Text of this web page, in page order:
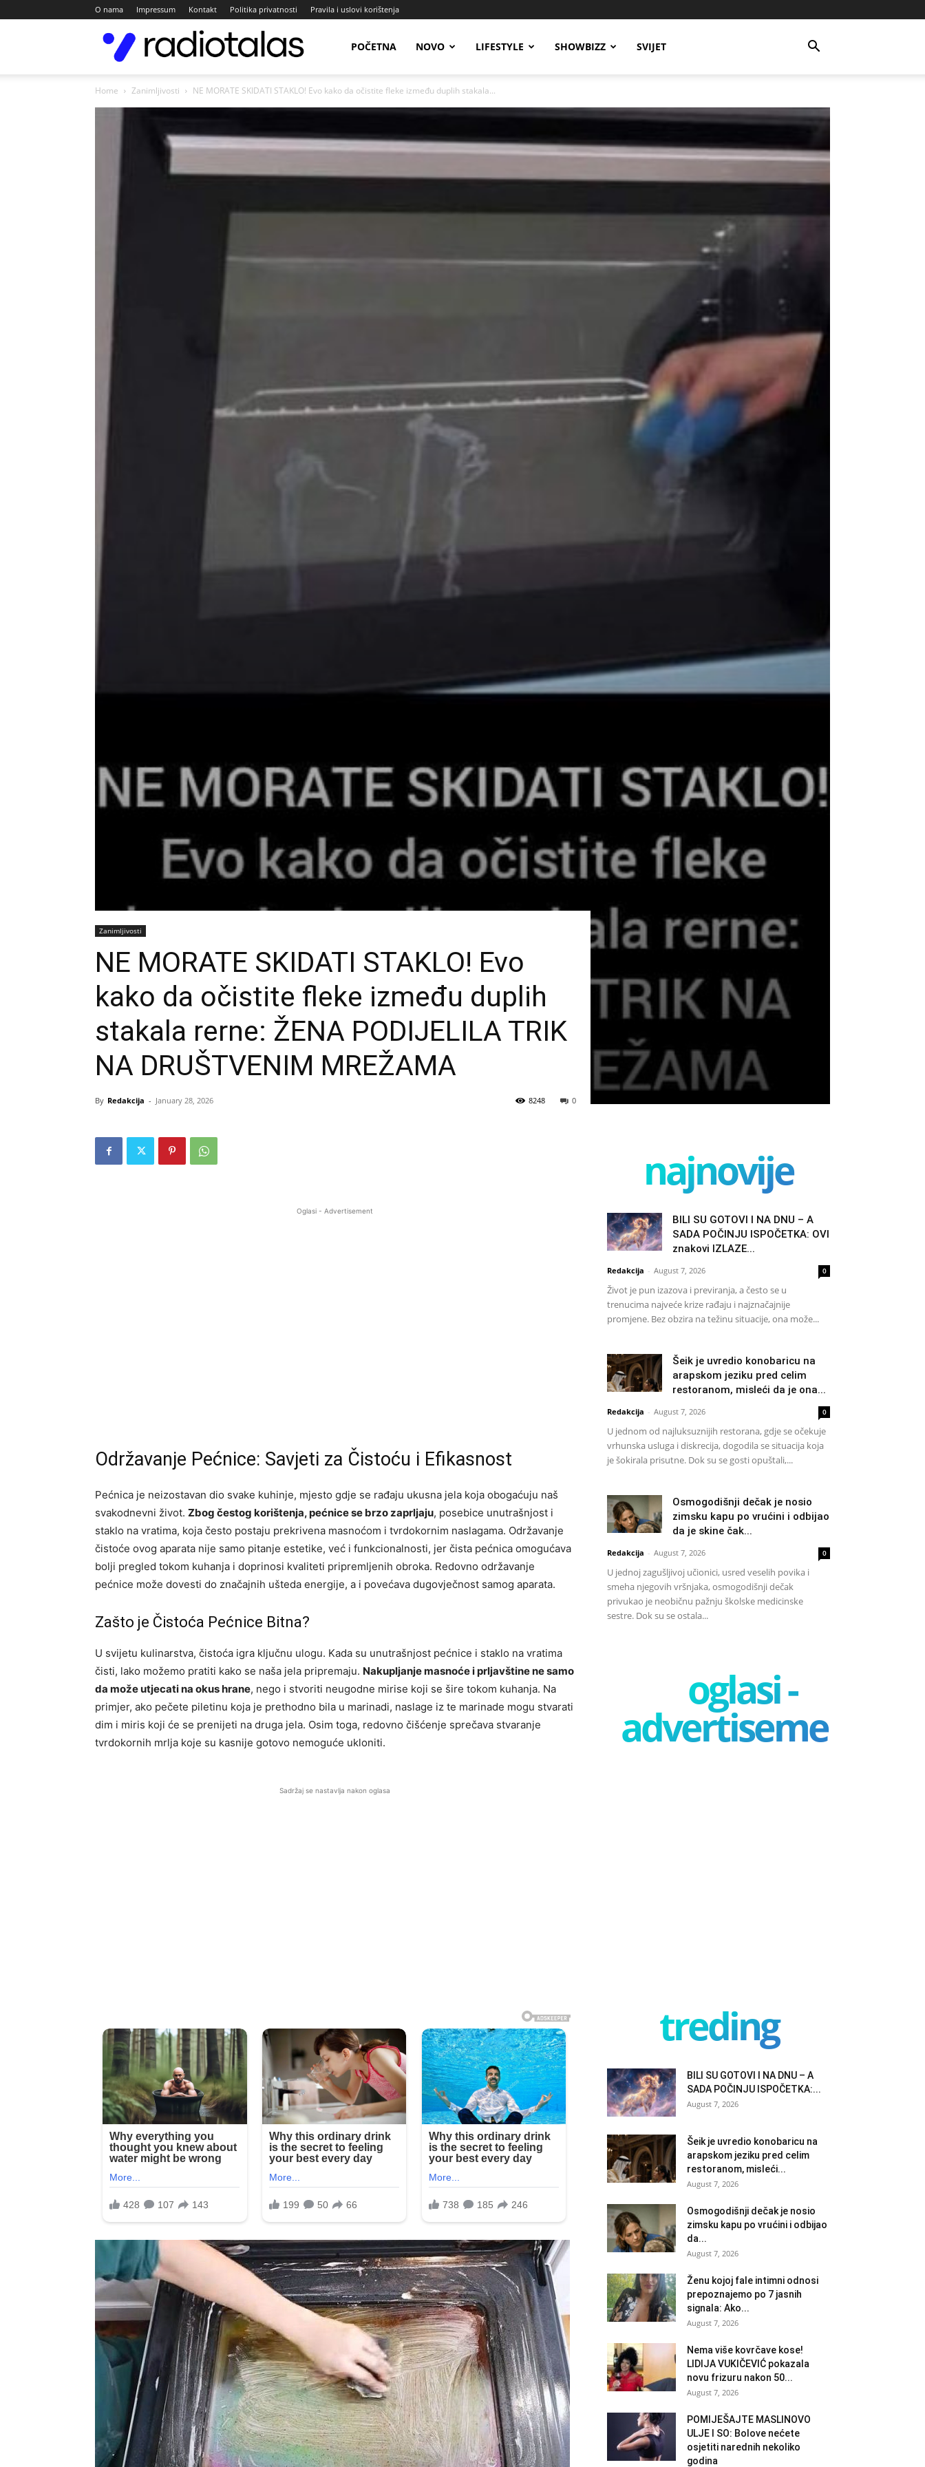
O nama Impressum Kontakt Politika privatnosti Pravila i uslovi korištenja
POČETNA NOVO LIFESTYLE SHOWBIZZ SVIJET
Home Zanimljivosti NE MORATE SKIDATI STAKLO! Evo kako da očistite fleke između duplih stakala...
Zanimljivosti
NE MORATE SKIDATI STAKLO! Evo
kako da očistite fleke između duplih
stakala rerne: ŽENA PODIJELILA TRIK
NA DRUŠTVENIM MREŽAMA
By Redakcija - January 28, 2026 0
8248
Oglasi - Advertisement
Održavanje Pećnice: Savjeti za Čistoću i Efikasnost
Pećnica je neizostavan dio svake kuhinje, mjesto gdje se rađaju ukusna jela koja obogaćuju naš
svakodnevni život. Zbog čestog korištenja, pećnice se brzo zaprljaju, posebice unutrašnjost i
staklo na vratima, koja često postaju prekrivena masnoćom i tvrdokornim naslagama. Održavanje
čistoće ovog aparata nije samo pitanje estetike, već i funkcionalnosti, jer čista pećnica omogućava
bolji pregled tokom kuhanja i doprinosi kvaliteti pripremljenih obroka. Redovno održavanje
pećnice može dovesti do značajnih ušteda energije, a i povećava dugovječnost samog aparata.
Zašto je Čistoća Pećnice Bitna?
U svijetu kulinarstva, čistoća igra ključnu ulogu. Kada su unutrašnjost pećnice i staklo na vratima
čisti, lako možemo pratiti kako se naša jela pripremaju. Nakupljanje masnoće i prljavštine ne samo
da može utjecati na okus hrane, nego i stvoriti neugodne mirise koji se šire tokom kuhanja. Na
primjer, ako pečete piletinu koja je prethodno bila u marinadi, naslage iz te marinade mogu stvarati
dim i miris koji će se prenijeti na druga jela. Osim toga, redovno čišćenje sprečava stvaranje
tvrdokornih mrlja koje su kasnije gotovo nemoguće ukloniti.
Sadržaj se nastavlja nakon oglasa
najnovije
BILI SU GOTOVI I NA DNU – A
SADA POČINJU ISPOČETKA: OVI
znakovi IZLAZE...
Redakcija - August 7, 2026 0
Život je pun izazova i previranja, a često se u
trenucima najveće krize rađaju i najznačajnije
promjene. Bez obzira na težinu situacije, ona može...
Šeik je uvredio konobaricu na
arapskom jeziku pred celim
restoranom, misleći da je ona...
Redakcija - August 7, 2026 0
U jednom od najluksuznijih restorana, gdje se očekuje
vrhunska usluga i diskrecija, dogodila se situacija koja
je šokirala prisutne. Dok su se gosti opuštali,...
Osmogodišnji dečak je nosio
zimsku kapu po vrućini i odbijao
da je skine čak...
Redakcija - August 7, 2026 0
U jednoj zagušljivoj učionici, usred veselih povika i
smeha njegovih vršnjaka, osmogodišnji dečak
privukao je neobičnu pažnju školske medicinske
sestre. Dok su se ostala...
oglasi -
advertisement
treding
BILI SU GOTOVI I NA DNU – A
SADA POČINJU ISPOČETKA:...
August 7, 2026
Šeik je uvredio konobaricu na
arapskom jeziku pred celim
restoranom, misleći...
August 7, 2026
Osmogodišnji dečak je nosio
zimsku kapu po vrućini i odbijao
da...
August 7, 2026
Ženu kojoj fale intimni odnosi
prepoznajemo po 7 jasnih
signala: Ako...
August 7, 2026
Nema više kovrčave kose!
LIDIJA VUKIČEVIĆ pokazala
novu frizuru nakon 50...
August 7, 2026
POMIJEŠAJTE MASLINOVO
ULJE I SO: Bolove nećete
osjetiti narednih nekoliko
godina